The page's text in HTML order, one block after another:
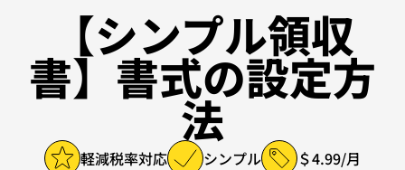
【シンプル領収
書】書式の設定方
法
軽減税率対応 シンプル ＄4.99/月